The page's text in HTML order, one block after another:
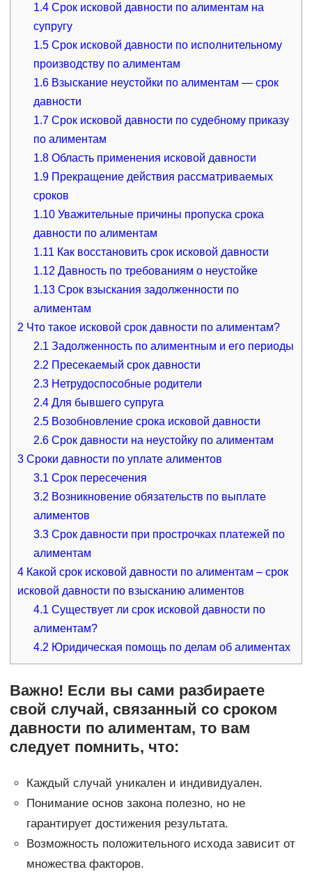
1.4 Срок исковой давности по алиментам на
супругу
1.5 Срок исковой давности по исполнительному
производству по алиментам
1.6 Взыскание неустойки по алиментам — срок
давности
1.7 Срок исковой давности по судебному приказу
по алиментам
1.8 Область применения исковой давности
1.9 Прекращение действия рассматриваемых
сроков
1.10 Уважительные причины пропуска срока
давности по алиментам
1.11 Как восстановить срок исковой давности
1.12 Давность по требованиям о неустойке
1.13 Срок взыскания задолженности по
алиментам
2 Что такое исковой срок давности по алиментам?
2.1 Задолженность по алиментным и его периоды
2.2 Пресекаемый срок давности
2.3 Нетрудоспособные родители
2.4 Для бывшего супруга
2.5 Возобновление срока исковой давности
2.6 Срок давности на неустойку по алиментам
3Сроки давности по уплате алиментов
3.1 Срок пересечения
3.2 Возникновение обязательств по выплате
алиментов
3.3 Срок давности при прострочках платежей по
алиментам
4Какой срок исковой давности по алиментам – срок
исковой давности по взысканию алиментов
4.1 Существует ли срок исковой давности по
алиментам?
4.2 Юридическая помощь по делам об алиментах
Важно! Если вы сами разбираете
свой случай, связанный со сроком
давности по алиментам, то вам
следует помнить, что:
Каждый случай уникален и индивидуален.
Понимание основ закона полезно, но не
гарантирует достижения результата.
Возможность положительного исхода зависит от
множества факторов.